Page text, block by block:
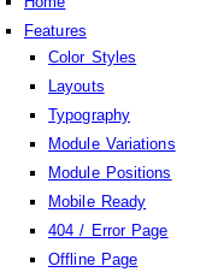
Features
Color Styles
Layouts
Typography
Module Variations
Module Positions
Mobile Ready
404 / Error Page
Offline Page